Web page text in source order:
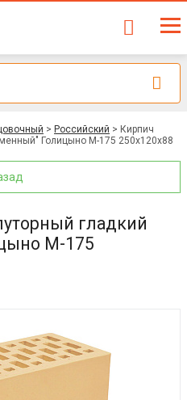
> Российский > Кирпич
Голицыно М-175 250x120x88
гладкий
М-175